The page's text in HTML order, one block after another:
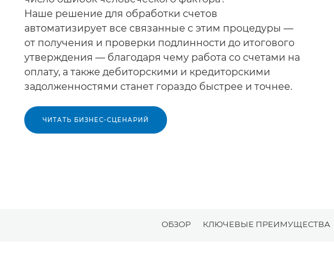
Наше решение для обработки счетов
автоматизирует все связанные с этим процедуры —
от получения и проверки подлинности до итогового
утверждения — благодаря чему работа со счетами на
оплату, а также дебиторскими и кредиторскими
задолженностями станет гораздо быстрее и точнее.
ЧИТАТЬ БИЗНЕС-СЦЕНАРИЙ
ОБЗОР КЛЮЧЕВЫЕ ПРЕИМУЩЕСТВА